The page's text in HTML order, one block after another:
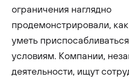
ограничения наглядно
продемонстрировали,
уметь
условиям. Компании,
деятельности, ищут